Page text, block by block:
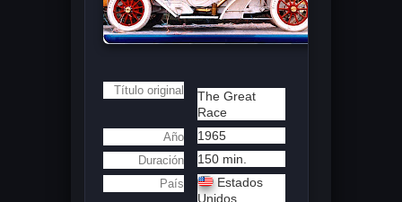
Título original
The Great
Race
Año 1965
Duración 150 min.
País
Estados
Unidos